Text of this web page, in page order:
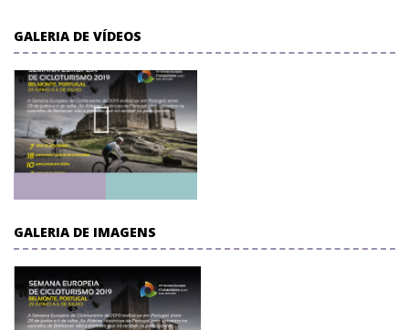
GALERIA DE VÍDEOS
GALERIA DE IMAGENS